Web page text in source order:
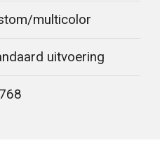
multicolor
uitvoering